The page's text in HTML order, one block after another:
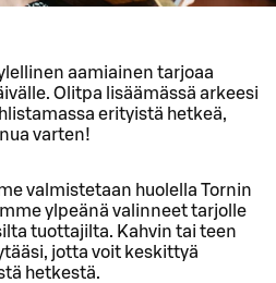
aamiainen tarjoaa
Olitpa lisäämässä arkeesi
erityistä hetkeä,
varten!
valmistetaan huolella Tornin
ylpeänä valinneet tarjolle
tuottajilta. Kahvin tai teen
jotta voit keskittyä
hetkestä.